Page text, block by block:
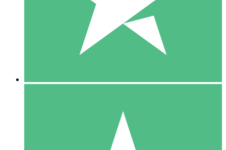
10 00
10 Downloads
20 00